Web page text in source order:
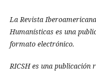
La Revista
Humanísticas es una
formato electrónico.
RICSH es una publicación